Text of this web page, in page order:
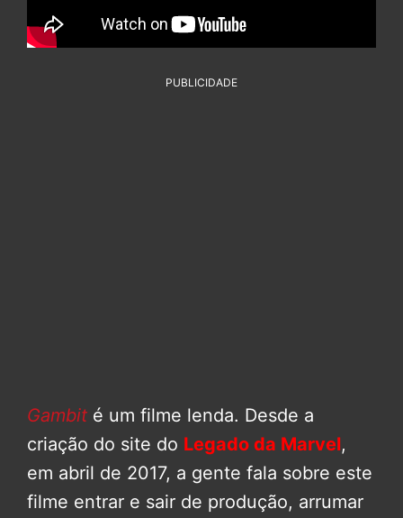
PUBLICIDADE
Gambit é um filme lenda. Desde a
criação do site do Legado da Marvel,
em abril de 2017, a gente fala sobre este
filme entrar e sair de produção, arrumar